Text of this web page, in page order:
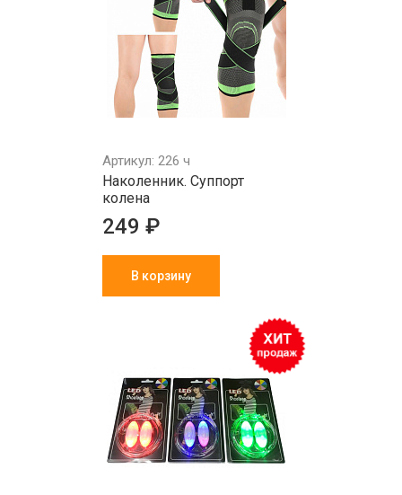
Артикул: 226 ч
Наколенник. Суппорт
колена
249 ₽
В корзину